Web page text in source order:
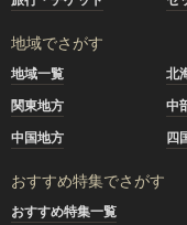
地域でさがす
地域一覧 北
関東地方
中
中国地方
四
おすすめ特集でさがす
おすすめ特集一覧